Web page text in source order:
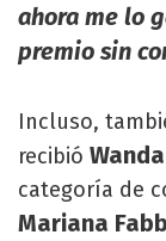
ahora me lo
premio sin
Incluso,
recibió
categoría de
Mariana